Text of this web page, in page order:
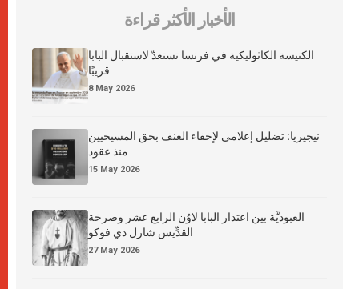
الأخبار الأكثر قراءة
الكنيسة الكاثوليكية في فرنسا تستعدّ لاستقبال البابا
قريبًا
8 May 2026
نيجيريا: تضليل إعلامي لإخفاء العنف بحق المسيحيين
منذ عقود
15 May 2026
العبوديَّة بين اعتذار البابا لاوُن الرابع عشر وصرخة
القدِّيس شارل دي فوكو
27 May 2026